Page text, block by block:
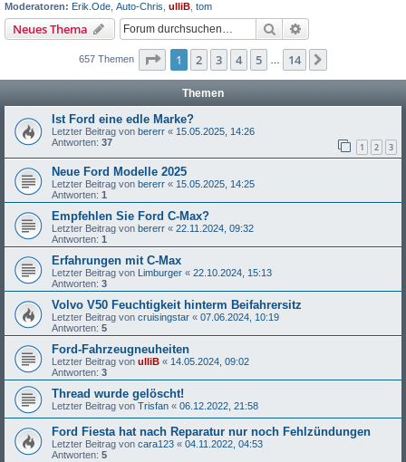
Moderatoren: Erik.Ode Auto-Chris ulliB tom
Neues Thema Suche
657 Themen Seite 1von 14
1 2 3 4 5 14
Themen
Ist Ford eine edle Marke?
Letzter Beitrag von bererr « 15.05.2025, 14:26
Antworten: 37 1 2 3
Neue Ford Modelle 2025
Letzter Beitrag von bererr « 15.05.2025, 14:25
Antworten: 1
Empfehlen Sie Ford C-Max?
Letzter Beitrag von bererr « 22.11.2024, 09:32
Antworten: 1
Erfahrungen mit C-Max
Letzter Beitrag von Limburger « 22.10.2024, 15:13
Antworten: 3
Volvo V50 Feuchtigkeit hinterm Beifahrersitz
Letzter Beitrag von cruisingstar « 07.06.2024, 10:19
Antworten: 5
Ford-Fahrzeugneuheiten
Letzter Beitrag von ulliB « 14.05.2024, 09:02
Antworten: 3
Thread wurde gelöscht!
Letzter Beitrag von Trisfan « 06.12.2022, 21:58
Ford Fiesta hat nach Reparatur nur noch Fehlzündungen
Letzter Beitrag von cara123 « 04.11.2022, 04:53
Antworten: 5